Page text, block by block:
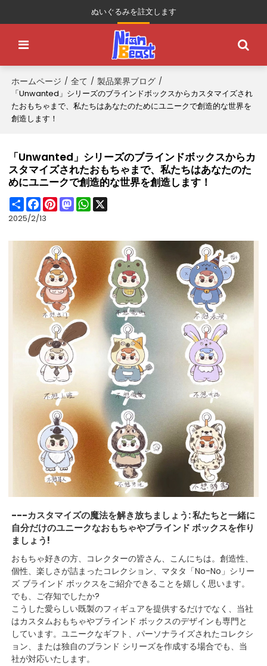
ぬいぐるみを註文します
ホームページ / 全て / 製品業界ブログ /
「Unwanted」シリーズのブラインドボックスからカスタマイズされ
たおもちゃまで、私たちはあなたのためにユニークで創造的な世界を
創造します！
「Unwanted」シリーズのブラインドボックスからカ
スタマイズされたおもちゃまで、私たちはあなたのた
めにユニークで創造的な世界を創造します！
ShareFacebook
PinterestMastodonWhatsApp
2025/2/13
---カスタマイズの魔法を解き放ちましょう: 私たちと一緒に
自分だけのユニークなおもちゃやブラインド ボックスを作り
ましょう!
おもちゃ好きの方、コレクターの皆さん、こんにちは。創造性、
個性、楽しさが詰まったコレクション、マタタ「No-No」シリー
ズ ブラインド ボックスをご紹介できることを嬉しく思います。
でも、ご存知でしたか?
こうした愛らしい既製のフィギュアを提供するだけでなく、当社
はカスタムおもちゃやブラインド ボックスのデザインも専門と
しています。ユニークなギフト、パーソナライズされたコレクシ
ョン、または独自のブランド シリーズを作成する場合でも、当
社が対応いたします。